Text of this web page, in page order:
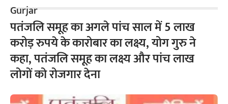
पतंजलि समूह का अगले पांच साल में 5 लाख
करोड़ रुपये के कारोबार का लक्ष्य, योग गुरु ने
कहा, पतंजलि समूह का लक्ष्य और पांच लाख
लोगों को रोजगार देना